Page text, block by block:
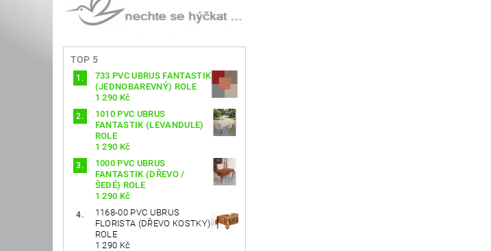
TOP 5
733 PVC UBRUS FANTASTIK
(JEDNOBAREVNÝ) ROLE
1 290 Kč
1010 PVC UBRUS
FANTASTIK (LEVANDULE)
ROLE
1 290 Kč
1000 PVC UBRUS
FANTASTIK (DŘEVO /
ŠEDÉ) ROLE
1 290 Kč
1168-00 PVC UBRUS
FLORISTA (DŘEVO KOSTKY)
ROLE
1 290 Kč